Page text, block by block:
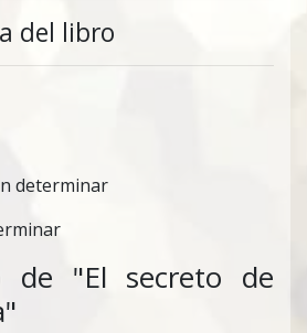
del libro
determinar
de "El secreto de